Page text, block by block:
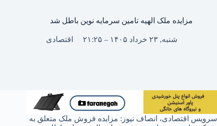
مزایده ملک الهیه تامین سرمایه نوین باطل شد
شنبه, ۲۳ خرداد ۱۴۰۵ – ۲۱:۲۵ اقتصادی
سرویس اقتصادی، انصاف نیوز: مزایده فروش ملک متعلق به